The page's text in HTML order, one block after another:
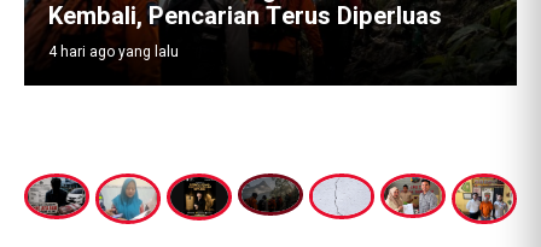
Perbedaan Penting Grouting dan Injeksi
Beton, Kapan Harus Menggunakannya?
4 hari ago yang lalu